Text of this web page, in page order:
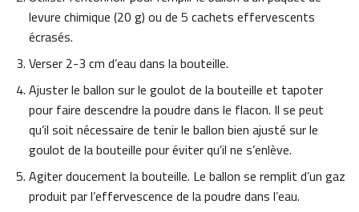
levure chimique (20 g) ou de 5 cachets effervescents
écrasés.
Verser 2-3 cm d’eau dans la bouteille.
Ajuster le ballon sur le goulot de la bouteille et tapoter
pour faire descendre la poudre dans le flacon. Il se peut
qu’il soit nécessaire de tenir le ballon bien ajusté sur le
goulot de la bouteille pour éviter qu’il ne s’enlève.
Agiter doucement la bouteille. Le ballon se remplit d’un gaz
produit par l’effervescence de la poudre dans l’eau.